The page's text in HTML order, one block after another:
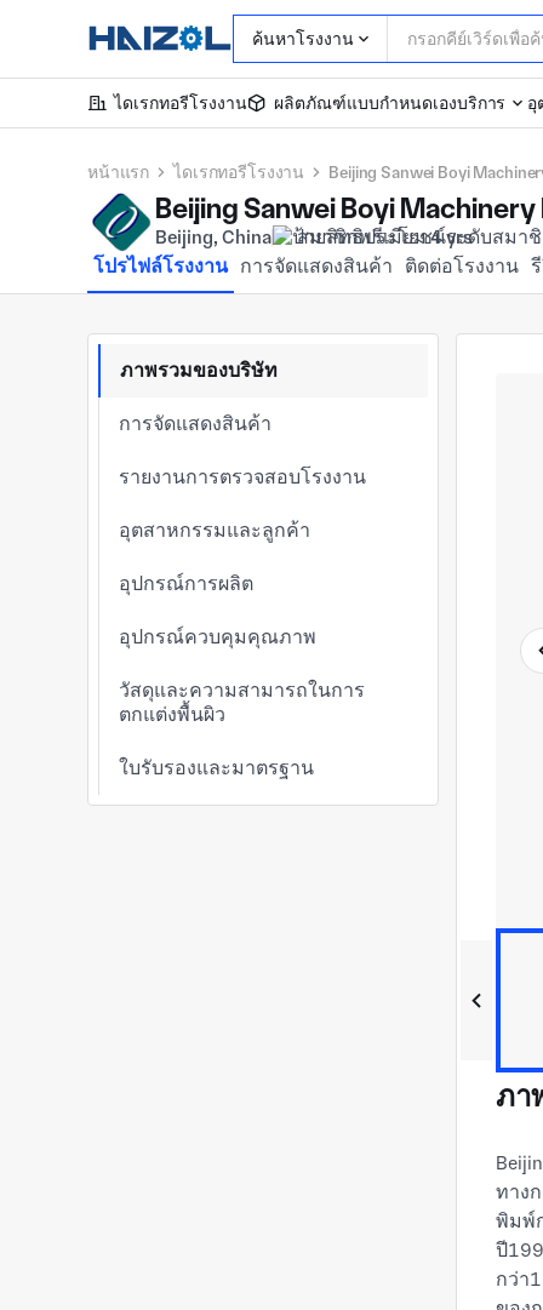
ค้นหาโรงงาน
ไดเรกทอรีโรงงาน ผลิตภัณฑ์แบบกำหนดเองบริการ อุ
หน้าแรก ไดเรกทอรีโรงงาน Beijing Sanwei Boyi
Beijing Sanwei Boyi
Beijing, China
สมาชิกพรีเมียม 4 yrs
โปรไฟล์โรงงาน การจัดแสดงสินค้า ติดต่อโรงงาน
ภาพรวมของบริษัท
การจัดแสดงสินค้า
รายงานการตรวจสอบโรงงาน
อุตสาหกรรมและลูกค้า
อุปกรณ์การผลิต
อุปกรณ์ควบคุมคุณภาพ
วัสดุและความสามารถในการ
ตกแต่งพื้นผิว
ใบรับรองและมาตรฐาน
ภา
ทาง
พิมพ์
ปี
กว่า